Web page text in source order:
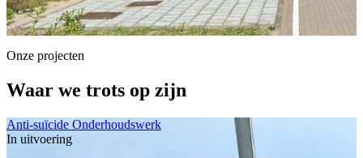
Onze projecten
Waar we trots op zijn
Anti-suïcide Onderhoudswerk
In uitvoering